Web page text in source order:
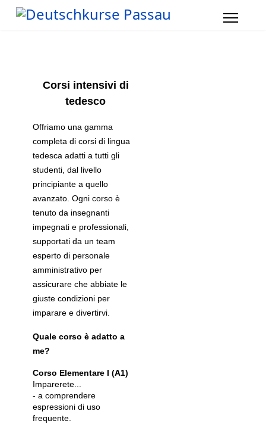
Corsi intensivi di
tedesco
Offriamo una gamma
completa di corsi di lingua
tedesca adatti a tutti gli
studenti, dal livello
principiante a quello
avanzato. Ogni corso è
tenuto da insegnanti
impegnati e professionali,
supportati da un team
esperto di personale
amministrativo per
assicurare che abbiate le
giuste condizioni per
imparare e divertirvi.
Quale corso è adatto a
me?
Corso Elementare I (A1)
Imparerete...
- a comprendere
espressioni di uso
frequente.